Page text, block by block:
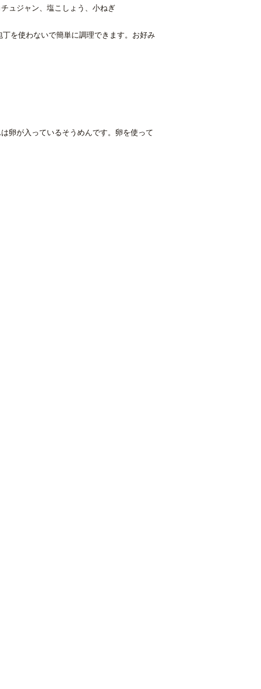
ュジャン、塩こしょう、小ねぎ
を使わないで簡単に調理できます。お好み
卵が入っているそうめんです。卵を使って